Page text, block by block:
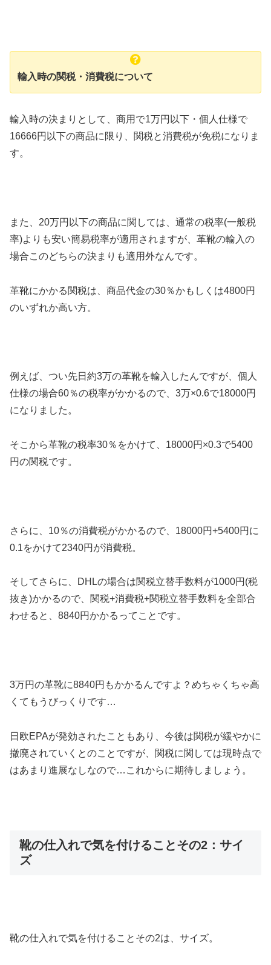
輸入時の関税・消費税について
輸入時の決まりとして、商用で1万円以下・個人仕様で
16666円以下の商品に限り、関税と消費税が免税になりま
す。
また、20万円以下の商品に関しては、通常の税率(一般税
率)よりも安い簡易税率が適用されますが、革靴の輸入の
場合このどちらの決まりも適用外なんです。
革靴にかかる関税は、商品代金の30％かもしくは4800円
のいずれか高い方。
例えば、つい先日約3万の革靴を輸入したんですが、個人
仕様の場合60％の税率がかかるので、3万×0.6で18000円
になりました。
そこから革靴の税率30％をかけて、18000円×0.3で5400
円の関税です。
さらに、10％の消費税がかかるので、18000円+5400円に
0.1をかけて2340円が消費税。
そしてさらに、DHLの場合は関税立替手数料が1000円(税
抜き)かかるので、関税+消費税+関税立替手数料を全部合
わせると、8840円かかるってことです。
3万円の革靴に8840円もかかるんですよ？めちゃくちゃ高
くてもうびっくりです…
日欧EPAが発効されたこともあり、今後は関税が緩やかに
撤廃されていくとのことですが、関税に関しては現時点で
はあまり進展なしなので…これからに期待しましょう。
靴の仕入れで気を付けることその2：サイ
ズ
靴の仕入れで気を付けることその2は、サイズ。